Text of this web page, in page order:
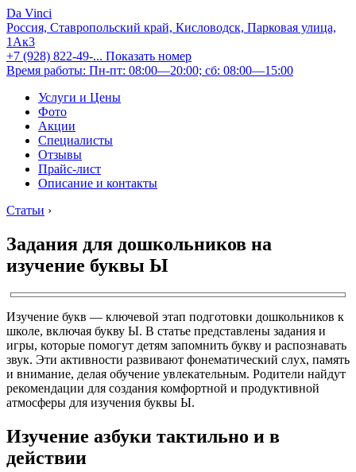
Da Vinci
Россия, Ставропольский край, Кисловодск, Парковая улица,
1Ак3
+7 (928) 822-49-... Показать номер
Время работы: Пн-пт: 08:00—20:00; сб: 08:00—15:00
Услуги и Цены
Фото
Акции
Специалисты
Отзывы
Прайс-лист
Описание и контакты
Статьи ›
Задания для дошкольников на
изучение буквы Ы
Изучение букв — ключевой этап подготовки дошкольников к
школе, включая букву Ы. В статье представлены задания и
игры, которые помогут детям запомнить букву и распознавать
звук. Эти активности развивают фонематический слух, память
и внимание, делая обучение увлекательным. Родители найдут
рекомендации для создания комфортной и продуктивной
атмосферы для изучения буквы Ы.
Изучение азбуки тактильно и в
действии